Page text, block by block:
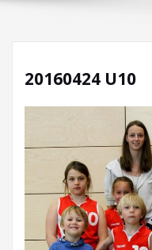
20160424 U10